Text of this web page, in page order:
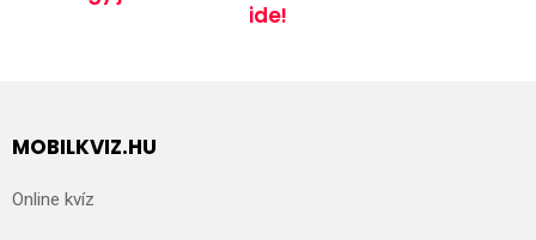
ide!
MOBILKVIZ.HU
Online kvíz